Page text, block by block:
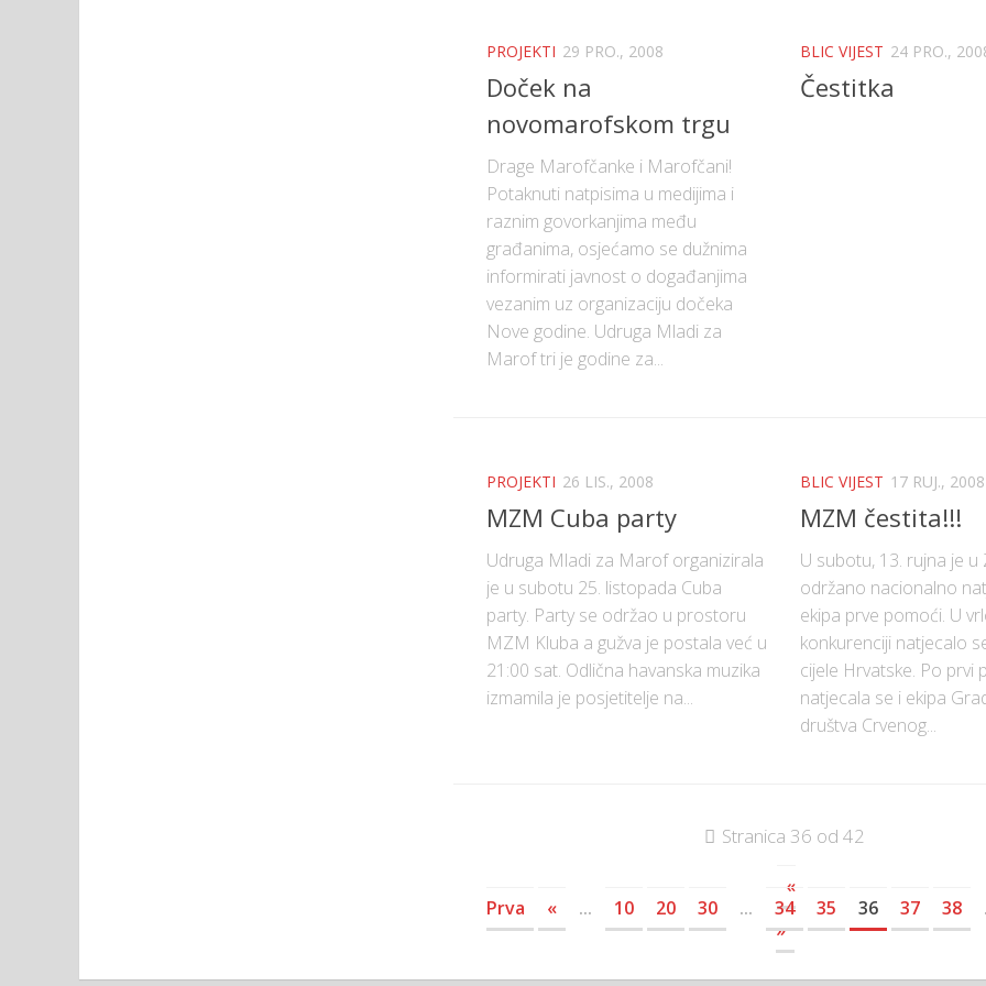
PROJEKTI 29 PRO., 2008
Doček na
novomarofskom trgu
Drage Marofčanke i Marofčani!
Potaknuti natpisima u medijima i
raznim govorkanjima među
građanima, osjećamo se dužnima
informirati javnost o događanjima
vezanim uz organizaciju dočeka
Nove godine. Udruga Mladi za
Marof tri je godine za...
BLIC VIJEST 24 PRO.,
Čestitka
PROJEKTI 26 LIS., 2008
MZM Cuba party
Udruga Mladi za Marof organizirala
je u subotu 25. listopada Cuba
party. Party se održao u prostoru
MZM Kluba a gužva je postala već u
21:00 sat. Odlična havanska muzika
izmamila je posjetitelje na...
BLIC VIJEST 17 RUJ., 2008
MZM čestita!!!
U subotu, 13. rujna je u
održano nacionalno
ekipa prve pomoći. U
konkurenciji natjecalo
cijele Hrvatske. Po prvi
natjecala se i ekipa
društva Crvenog...
Stranica 36 od 42
«
Prva
« ... 10 20 30 ... 34 35 36 37 38
»